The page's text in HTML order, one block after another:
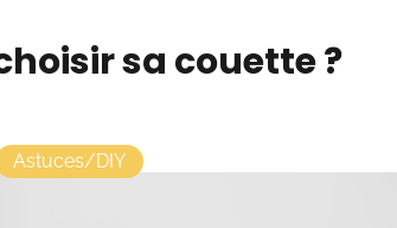
sa couette ?
Astuces/DIY